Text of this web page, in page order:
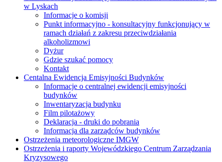
w Lyskach
Informacje o komisji
Punkt informacyjno - konsultacyjny funkcjonujący w
ramach działań z zakresu przeciwdziałania
alkoholizmowi
Dyżur
Gdzie szukać pomocy
Kontakt
Centalna Ewidencja Emisyjności Budynków
Informacje o centralnej ewidencji emisyjności
budynków
Inwentaryzacja budynku
Film pilotażowy
Deklaracja - druki do pobrania
Informacja dla zarządców budynków
Ostrzeżenia meteorologiczne IMGW
Ostrzeżenia i raporty Wojewódzkiego Centrum Zarządzania
Kryzysowego